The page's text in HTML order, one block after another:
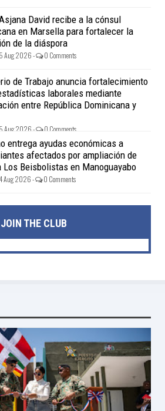
David recibe a la cónsul
en Marsella para fortalecer la
de la diáspora
Aug 2026 - 0 Comments
de Trabajo anuncia fortalecimiento
laborales mediante
entre República Dominicana y
Aug 2026 - 0 Comments
entrega ayudas económicas a
afectados por ampliación de
Los Beisbolistas en Manoguayabo
Aug 2026 - 0 Comments
JOIN THE CLUB